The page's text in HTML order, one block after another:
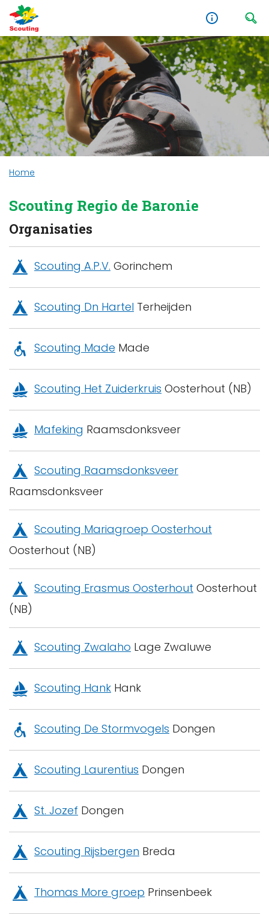
Home
Scouting Regio de Baronie
Organisaties
Scouting A.P.V. Gorinchem
Scouting Dn Hartel Terheijden
Scouting Made Made
Scouting Het Zuiderkruis Oosterhout (NB)
Mafeking Raamsdonksveer
Scouting Raamsdonksveer
Raamsdonksveer
Scouting Mariagroep Oosterhout
Oosterhout (NB)
Scouting Erasmus Oosterhout Oosterhout
(NB)
Scouting Zwalaho Lage Zwaluwe
Scouting Hank Hank
Scouting De Stormvogels Dongen
Scouting Laurentius Dongen
St. Jozef Dongen
Scouting Rijsbergen Breda
Thomas More groep Prinsenbeek